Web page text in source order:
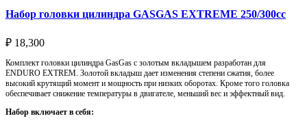
Набор головки цилиндра GASGAS EXTREME 250/300cc
₽ 18,300
Комплект головки цилиндра GasGas с золотым вкладышем разработан для
ENDURO EXTREM. Золотой вкладыш дает изменения степени сжатия, более
высокий крутящий момент и мощность при низких оборотах. Кроме того головка
обеспечивает снижение температуры в двигателе, меньший вес и эффектный вид.
Набор включает в себя: